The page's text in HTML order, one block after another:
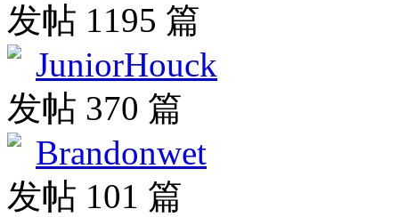
发帖 1195 篇
JuniorHouck
发帖 370 篇
Brandonwet
发帖 101 篇